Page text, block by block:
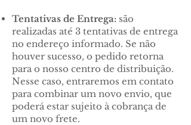
Tentativas de Entrega: são
realizadas até 3 tentativas de entrega
no endereço informado. Se não
houver sucesso, o pedido retorna
para o nosso centro de distribuição.
Nesse caso, entraremos em contato
para combinar um novo envio, que
poderá estar sujeito à cobrança de
um novo frete.